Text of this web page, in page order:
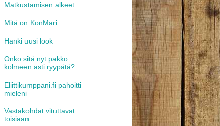
Matkustamisen alkeet
Mitä on KonMari
Hanki uusi look
Onko sitä nyt pakko
kolmeen asti ryypätä?
Eliittikumppani.fi pahoitti
mieleni
Vastakohdat vituttavat
toisiaan